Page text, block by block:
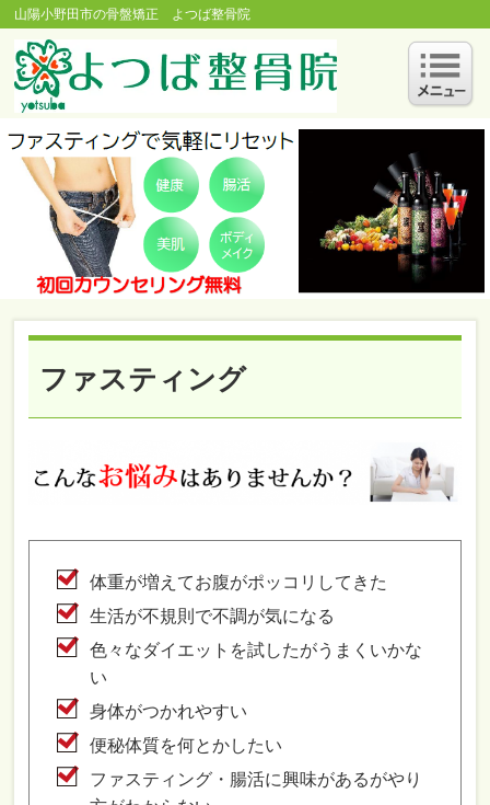
山陽小野田市の骨盤矯正 よつば整骨院
ファスティング
体重が増えてお腹がポッコリしてきた
生活が不規則で不調が気になる
色々なダイエットを試したがうまくいかな
い
身体がつかれやすい
便秘体質を何とかしたい
ファスティング・腸活に興味があるがやり